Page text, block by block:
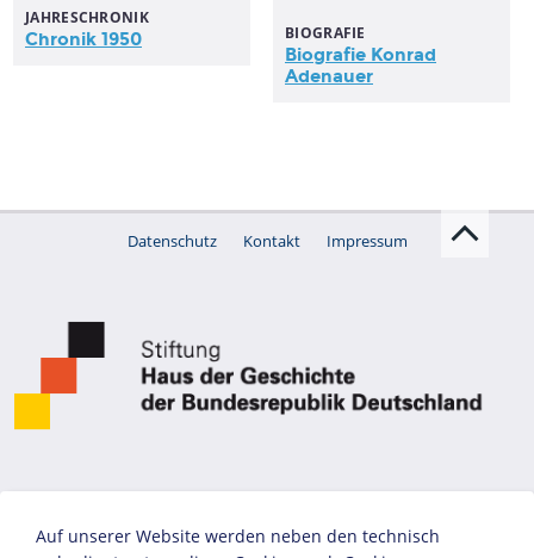
BIOGRAFIE
Biografie Konrad
Adenauer
JAHRESCHRONIK
Chronik 1950
Datenschutz Kontakt Impressum
Auf unserer Website werden neben den technisch